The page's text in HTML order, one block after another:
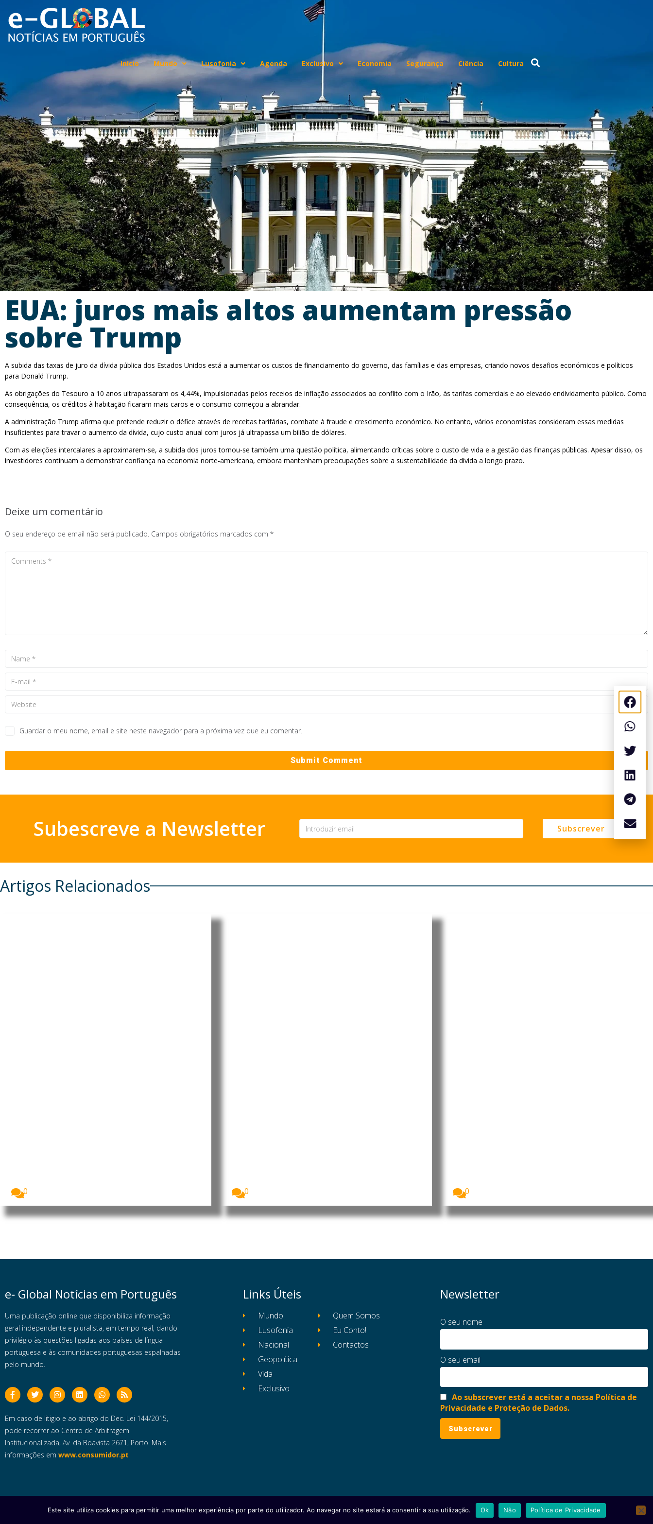
Início Mundo Lusofonia Agenda Exclusivo Economia Segurança Ciência Cultura
EUA: juros mais altos aumentam pressão
sobre Trump
A subida das taxas de juro da dívida pública dos Estados Unidos está a aumentar os custos de financiamento do governo, das famílias e das empresas, criando novos desafios económicos e políticos
para Donald Trump.
As obrigações do Tesouro a 10 anos ultrapassaram os 4,44%, impulsionadas pelos receios de inflação associados ao conflito com o Irão, às tarifas comerciais e ao elevado endividamento público. Como
consequência, os créditos à habitação ficaram mais caros e o consumo começou a abrandar.
A administração Trump afirma que pretende reduzir o défice através de receitas tarifárias, combate à fraude e crescimento económico. No entanto, vários economistas consideram essas medidas
insuficientes para travar o aumento da dívida, cujo custo anual com juros já ultrapassa um bilião de dólares.
Com as eleições intercalares a aproximarem-se, a subida dos juros tornou-se também uma questão política, alimentando críticas sobre o custo de vida e a gestão das finanças públicas. Apesar disso, os
investidores continuam a demonstrar confiança na economia norte-americana, embora mantenham preocupações sobre a sustentabilidade da dívida a longo prazo.
Deixe um comentário
O seu endereço de email não será publicado. Campos obrigatórios marcados com *
Guardar o meu nome, email e site neste navegador para a próxima vez que eu comentar.
Subescreve a Newsletter Subscrever
Artigos Relacionados
0
0
0
e- Global Notícias em Português
Uma publicação online que disponibiliza informação
geral independente e pluralista, em tempo real, dando
privilégio às questões ligadas aos países de língua
portuguesa e às comunidades portuguesas espalhadas
pelo mundo.
Em caso de litigio e ao abrigo do Dec. Lei 144/2015,
pode recorrer ao Centro de Arbitragem
Institucionalizada, Av. da Boavista 2671, Porto. Mais
informações em www.consumidor.pt
Links Úteis
Mundo
Lusofonia
Nacional
Geopolítica
Vida
Exclusivo
Quem Somos
Eu Conto!
Contactos
Newsletter
O seu nome
O seu email
Ao subscrever está a aceitar a nossa Política de
Privacidade e Proteção de Dados.
Copyright © 2025 e- Global Notícias em Português | Todos os direitos reservados Ficha Técnica Estatuto Editorial Política de Privacidade e Proteção de Dados
Este site utiliza cookies para permitir uma melhor experiência por parte do utilizador. Ao navegar no site estará a consentir a sua utilização. Ok Não Política de Privacidade